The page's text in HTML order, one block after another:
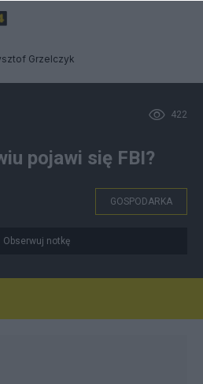
Grzelczyk
422
pojawi się FBI?
GOSPODARKA
Obserwuj notkę